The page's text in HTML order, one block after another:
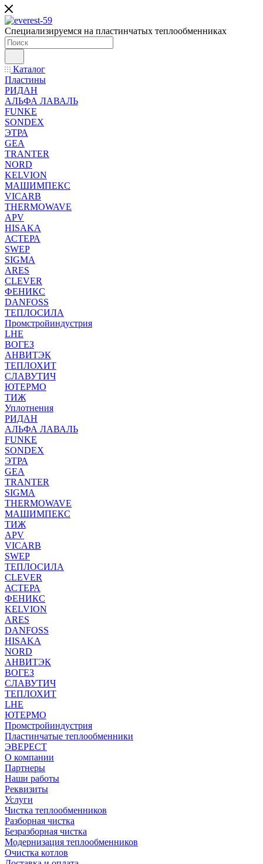
Специализируемся на пластинчатых теплообменниках
Каталог
Пластины
РИДАН
АЛЬФА ЛАВАЛЬ
FUNKE
SONDEX
ЭТРА
GEA
TRANTER
NORD
KELVION
МАШИМПЕКС
VICARB
THERMOWAVE
APV
HISAKA
АСТЕРА
SWEP
SIGMA
ARES
CLEVER
ФЕНИКС
DANFOSS
ТЕПЛОСИЛА
Промстройиндустрия
LHE
ВОГЕЗ
АНВИТЭК
ТЕПЛОХИТ
СЛАВУТИЧ
ЮТЕРМО
ТИЖ
Уплотнения
РИДАН
АЛЬФА ЛАВАЛЬ
FUNKE
SONDEX
ЭТРА
GEA
TRANTER
SIGMA
THERMOWAVE
МАШИМПЕКС
ТИЖ
APV
VICARB
SWEP
ТЕПЛОСИЛА
CLEVER
АСТЕРА
ФЕНИКС
KELVION
ARES
DANFOSS
HISAKA
NORD
АНВИТЭК
ВОГЕЗ
СЛАВУТИЧ
ТЕПЛОХИТ
LHE
ЮТЕРМО
Промстройиндустрия
Пластинчатые теплообменники
ЭВЕРЕСТ
О компании
Партнеры
Наши работы
Реквизиты
Услуги
Чистка теплообменников
Разборная чистка
Безразборная чистка
Модернизация теплообменников
Очистка котлов